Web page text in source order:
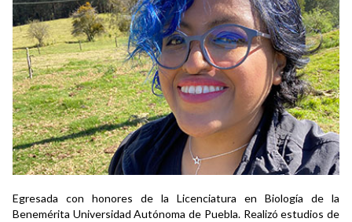
Egresada con honores de la Licenciatura en Biología de la
Benemérita Universidad Autónoma de Puebla. Realizó estudios de